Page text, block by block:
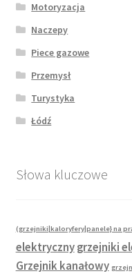
Motoryzacja
Naczepy
Piece gazowe
Przemysł
Turystyka
Łódź
Słowa kluczowe
(grzejniki|kaloryfery|panele} na
elektryczny grzejniki
Grzejnik kanałowy